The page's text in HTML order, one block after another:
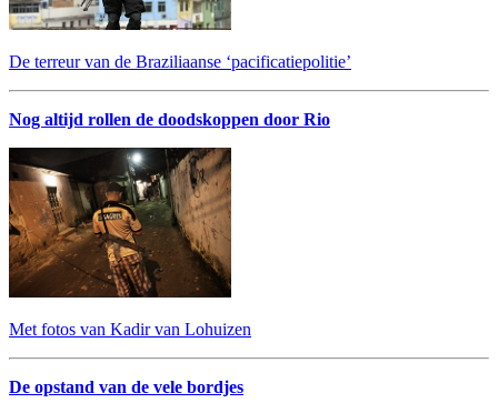
De terreur van de Braziliaanse ‘pacificatiepolitie’
Nog altijd rollen de doodskoppen door Rio
Met fotos van Kadir van Lohuizen
De opstand van de vele bordjes